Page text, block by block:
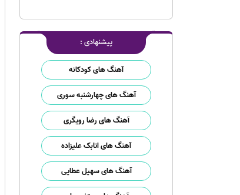
پیشنهادی :
آهنگ های کودکانه
آهنگ های چهارشنبه سوری
آهنگ های رضا رویگری
آهنگ های اتابک علیزاده
آهنگ های سهیل عطایی